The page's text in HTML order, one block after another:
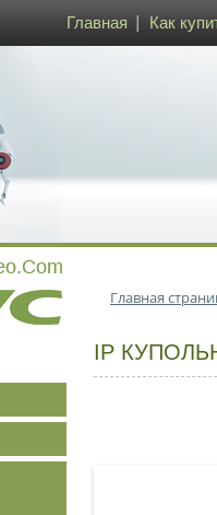
Главная Как
Главная
IP